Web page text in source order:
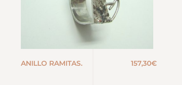
ANILLO RAMITAS. 157,30€